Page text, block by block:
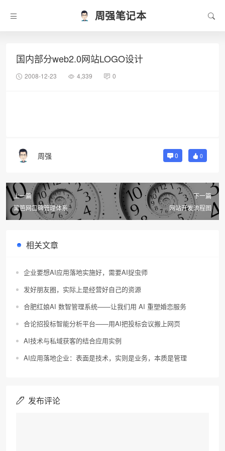
周强笔记本
国内部分web2.0网站LOGO设计
2008-12-23 4,339 0
周强 0 0
上一篇
篱笆网口碑管理体系
下一篇
网站开发流程图
相关文章
企业要想AI应用落地实施好，需要AI捉虫师
发好朋友圈，实际上是经营好自己的资源
合肥红娘AI 数智管理系统——让我们用 AI 重塑婚恋服务
合论招投标智能分析平台——用AI把投标会议搬上网页
AI技术与私域获客的结合应用实例
AI应用落地企业：表面是技术，实则是业务，本质是管理
发布评论